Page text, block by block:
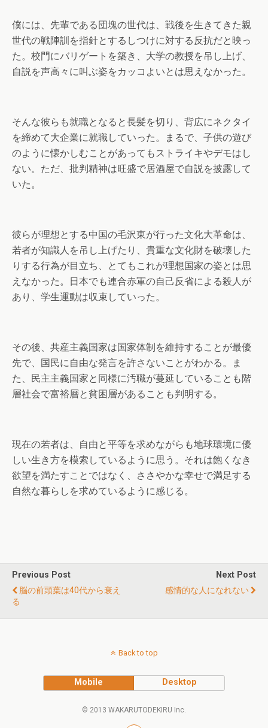
僕には、先輩である団塊の世代は、戦後を生きてきた親
世代の戦陣訓を指針とするしつけに対する反抗だと映っ
た。校門にバリゲートを築き、大学の教授を吊し上げ、
自説を声高々に叫ぶ姿をカッコよいとは思えなかった。
そんな彼らも就職となると長髪を切り、背広にネクタイ
を締めて大企業に就職していった。まるで、子供の遊び
のように懐かしむことがあってもストライキやデモはし
ない。ただ、批判精神は旺盛で居酒屋で自説を披露して
いた。
彼らが理想とする中国の毛沢東が行った文化大革命は、
若者が知識人を吊し上げたり、貴重な文化財を破壊した
りする行為が目立ち、とてもこれが理想国家の姿とは思
えなかった。日本でも連合赤軍の自己反省による殺人が
あり、学生運動は収束していった。
その後、共産主義国家は国家体制を維持することが最優
先で、国民に自由な発言を許さないことがわかる。ま
た、民主主義国家と同様に汚職が蔓延していることも階
層社会で富裕層と貧困層があることも判明する。
現在の若者は、自由と平等を求めながらも地球環境に優
しい生き方を模索しているように思う。それは飽くなき
欲望を満たすことではなく、ささやかな幸せで満足する
自然な暮らしを求めているように感じる。
Previous Post
脳の前頭葉は40代から衰え
る
Next Post
感情的な人になれない
Back to top
Mobile Desktop
© 2013 WAKARUTODEKIRU Inc.